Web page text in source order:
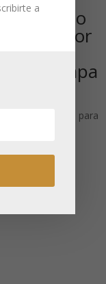
de vidrio
colador
y tapa
estar registrado para
a